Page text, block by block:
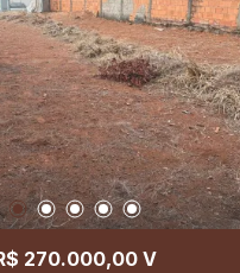
Bancadas em
em alumínio;
segurança com câmeras,
concertina, portões
e interfone; Ambientes bem
proporcionando conforto,
e excelente aproveitamento
270.000,00 V